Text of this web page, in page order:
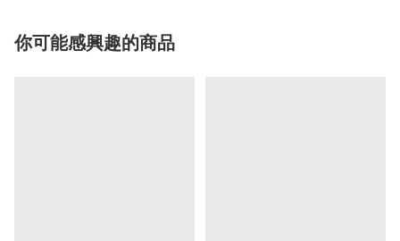
你可能感興趣的商品